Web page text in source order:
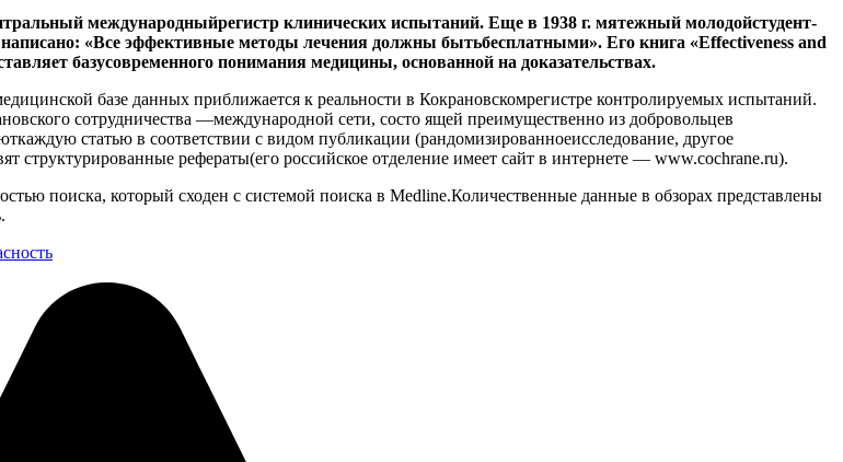
международныйрегистр клинических испытаний. Еще в 1938 г. мятежный молодойстудент-
«Все эффективные методы лечения должны бытьбесплатными». Его книга «Effectiveness and
базусовременного понимания медицины, основанной на доказательствах.
базе данных приближается к реальности в Кокрановскомрегистре контролируемых испытаний.
сотрудничества —международной сети, состо ящей преимущественно из добровольцев
статью в соответствии с видом публикации (рандомизированноеисследование, другое
структурированные рефераты(его российское отделение имеет сайт в интернете — www.cochrane.ru).
поиска, который сходен с системой поиска в Medline.Количественные данные в обзорах представлены